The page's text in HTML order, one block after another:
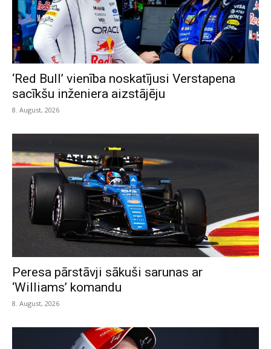
‘Red Bull’ vienība noskatījusi Verstapena
sacīkšu inženiera aizstājēju
8. August, 2026
Peresa pārstāvji sākuši sarunas ar
‘Williams’ komandu
8. August, 2026